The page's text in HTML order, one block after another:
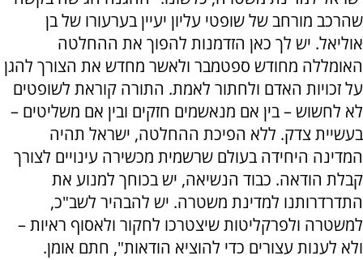
שהרכב מורחב של שופטי עליון יעיין בערעורו של בן
אוליאל. יש לך כאן הזדמנות להפוך את ההחלטה
האומללה מחודש ספטמבר ולאשר מחדש את הצורך להגן
על זכויות האדם ולחתור לאמת. התורה קוראת לשופטים
לא לחשוש – בין אם מנאשמים חזקים ובין אם משליטים –
בעשיית צדק. ללא הפיכת ההחלטה, ישראל תהיה
המדינה היחידה בעולם שרשמית מכשירה עינויים לצורך
קבלת הודאה. כבוד הנשיאה, יש בכוחך למנוע את
התדרדרותנו למדינת משטרה. יש להבהיר לשב"כ,
למשטרה ולפרקליטות שיצטרכו לחקור ולאסוף ראיות –
ולא לענות עצורים כדי להוציא הודאות", חתם אומן.